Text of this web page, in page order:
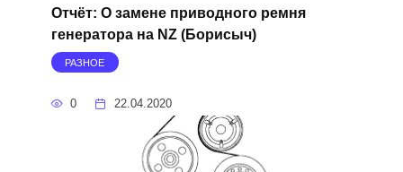
Отчёт: О замене приводного ремня
генератора на NZ (Борисыч)
РАЗНОЕ
0 22.04.2020